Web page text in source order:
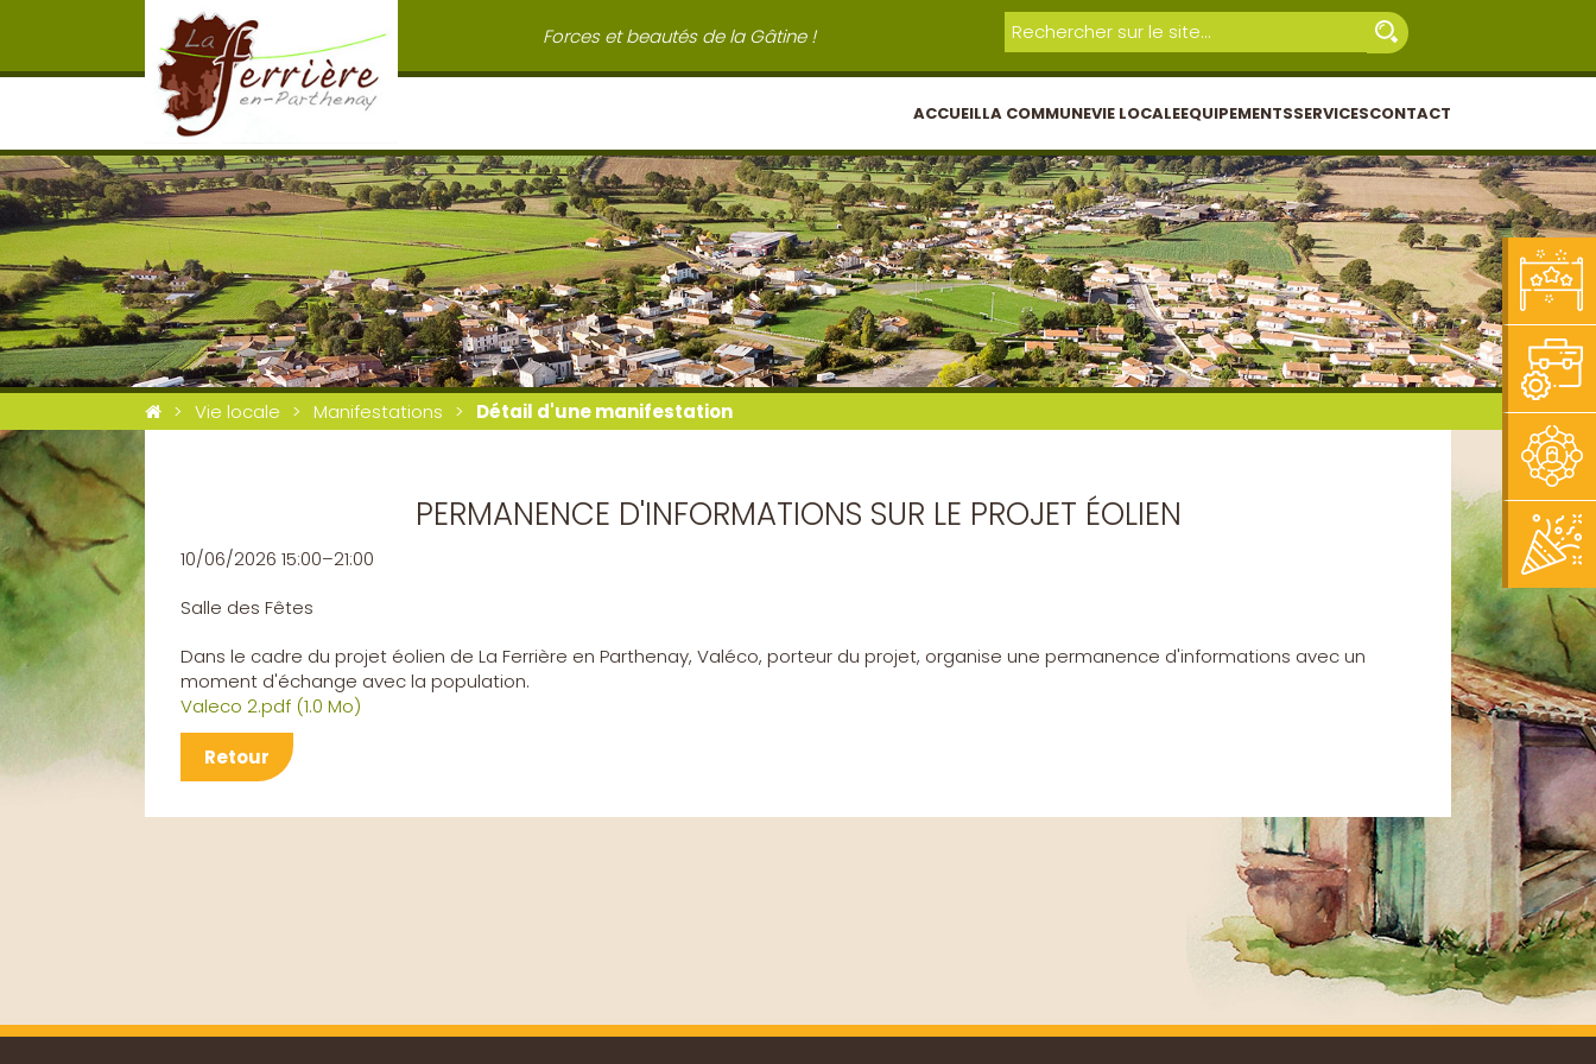
Forces et beautés de la Gâtine !
ACCUEILLA COMMUNEVIE LOCALEEQUIPEMENTSSERVICESCONTACT
Vie locale Manifestations Détail d'une manifestation
PERMANENCE D'INFORMATIONS SUR LE PROJET ÉOLIEN
10/06/2026 15:00–21:00
Salle des Fêtes
Dans le cadre du projet éolien de La Ferrière en Parthenay, Valéco, porteur du projet, organise une permanence d'informations avec un
moment d'échange avec la population.
Valeco 2.pdf (1.0 Mo)
Retour